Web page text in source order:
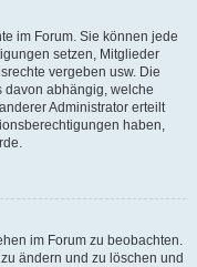
im Forum. Sie können jede
setzen, Mitglieder
vergeben usw. Die
davon abhängig, welche
Administrator erteilt
haben,
im Forum zu beobachten.
ändern und zu löschen und